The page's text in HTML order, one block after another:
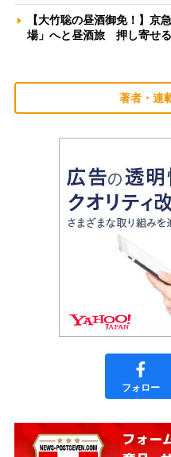
【大竹聡の昼酒御免！】京
場」へと昼酒旅 押し寄せ
著者・連
フォロー